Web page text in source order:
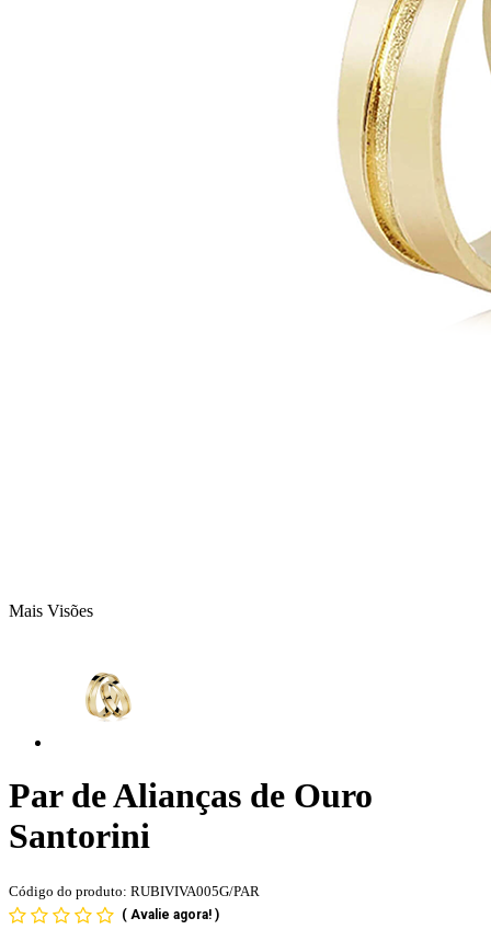
Mais Visões
Par de Alianças de Ouro
Santorini
Código do produto: RUBIVIVA005G/PAR
( Avalie agora! )